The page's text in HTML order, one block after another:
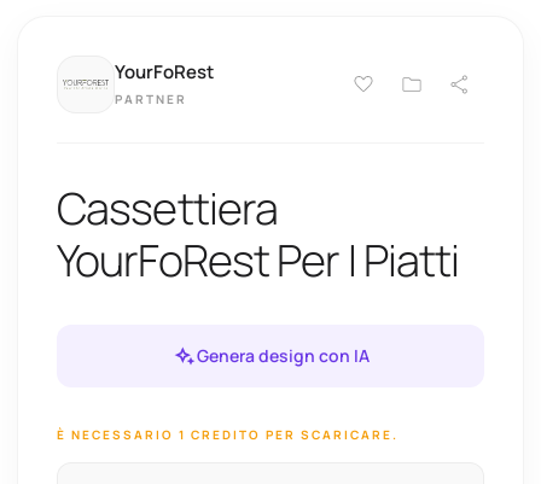
YourFoRest
PARTNER
Cassettiera
YourFoRest Per I Piatti
Genera design con IA
È NECESSARIO 1 CREDITO PER SCARICARE.